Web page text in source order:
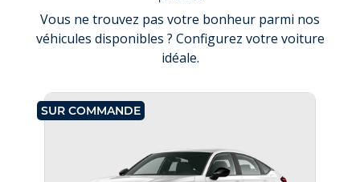
Vous ne trouvez pas votre bonheur parmi nos
véhicules disponibles ? Configurez votre voiture
idéale.
SUR COMMANDE